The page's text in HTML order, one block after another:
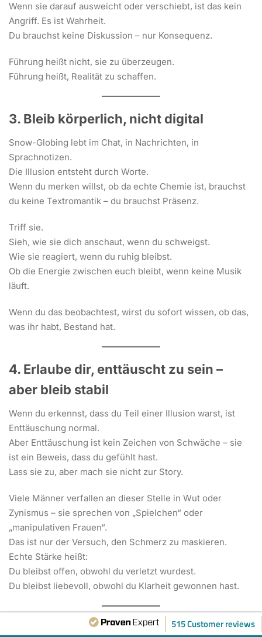
Wenn sie darauf ausweicht oder verschiebt, ist das kein
Angriff. Es ist Wahrheit.
Du brauchst keine Diskussion – nur Konsequenz.
Führung heißt nicht, sie zu überzeugen.
Führung heißt, Realität zu schaffen.
3. Bleib körperlich, nicht digital
Snow-Globing lebt im Chat, in Nachrichten, in
Sprachnotizen.
Die Illusion entsteht durch Worte.
Wenn du merken willst, ob da echte Chemie ist, brauchst
du keine Textromantik – du brauchst Präsenz.
Triff sie.
Sieh, wie sie dich anschaut, wenn du schweigst.
Wie sie reagiert, wenn du ruhig bleibst.
Ob die Energie zwischen euch bleibt, wenn keine Musik
läuft.
Wenn du das beobachtest, wirst du sofort wissen, ob das,
was ihr habt, Bestand hat.
4. Erlaube dir, enttäuscht zu sein –
aber bleib stabil
Wenn du erkennst, dass du Teil einer Illusion warst, ist
Enttäuschung normal.
Aber Enttäuschung ist kein Zeichen von Schwäche – sie
ist ein Beweis, dass du gefühlt hast.
Lass sie zu, aber mach sie nicht zur Story.
Viele Männer verfallen an dieser Stelle in Wut oder
Zynismus – sie sprechen von „Spielchen“ oder
„manipulativen Frauen“.
Das ist nur der Versuch, den Schmerz zu maskieren.
Echte Stärke heißt:
Du bleibst offen, obwohl du verletzt wurdest.
Du bleibst liebevoll, obwohl du Klarheit gewonnen hast.
5. Nutze die Erfahrung als Spiegel
515 Customer reviews